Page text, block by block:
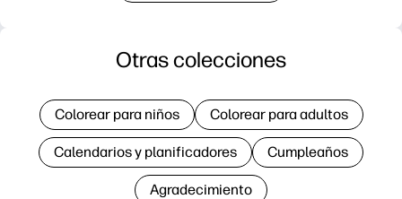
Otras colecciones
Colorear para niños Colorear para adultos
Calendarios y planificadores Cumpleaños
Agradecimiento